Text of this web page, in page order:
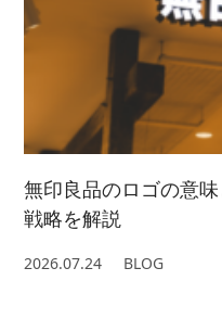
無印良品のロゴの意
戦略を解説
2026.07.24 BLOG